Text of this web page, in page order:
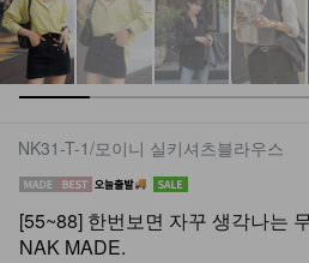
NK31-T-1/모이니 실키셔츠블라우스
[55~88] 한번보면 자꾸 생각나는
NAK MADE.